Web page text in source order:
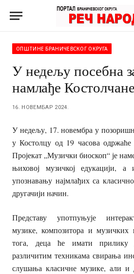
ОПШТИНЕ БРАНИЧЕВСКОГ ОКРУГА
У недељу посебна
намлађе Костолчане
16. НОВЕМБАР 2024.
У недељу, 17. новембра у
у Костолцу од 19 часова
Пројекат „Музички биоскоп“ је
њиховој музичкој едукацији,
упознавању најмлађих са
другачији начин.
Представу употпуњује
музике, композитора и музичких
тога, деца ће имати прилику
различитим техникама свирања
слушања класичне музике, али и